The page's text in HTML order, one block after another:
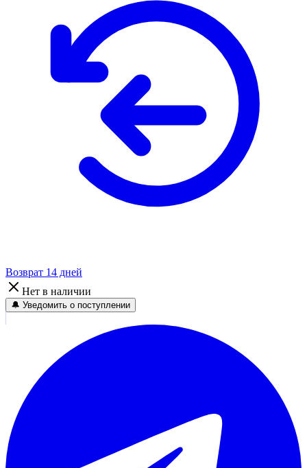
Возврат 14 дней
Нет в наличии
🔔 Уведомить о поступлении